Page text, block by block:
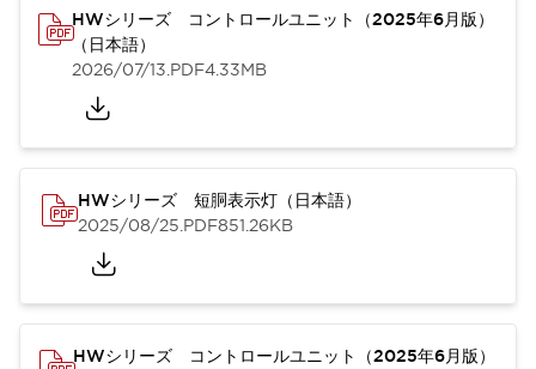
HWシリーズ コントロールユニット（2025年6月版）
（日本語）
2026/07/13.PDF4.33MB
HWシリーズ 短胴表示灯（日本語）
2025/08/25.PDF851.26KB
HWシリーズ コントロールユニット（2025年6月版）